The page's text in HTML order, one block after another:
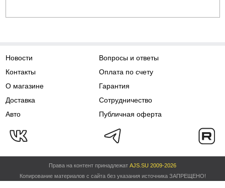
Новости
Контакты
О магазине
Доставка
Авто
Вопросы и ответы
Оплата по счету
Гарантия
Сотрудничество
Публичная оферта
Права на контент принадлежат AJS.SU 2009-2026
Копирование материалов с сайта без указания источника ЗАПРЕЩЕНО!